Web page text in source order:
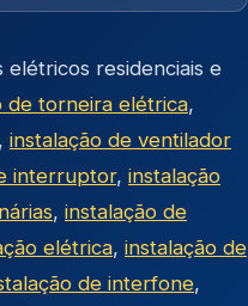
elétricos residenciais e
de torneira elétrica,
, instalação de ventilador
interruptor, instalação
, instalação de
elétrica, instalação de
de interfone,